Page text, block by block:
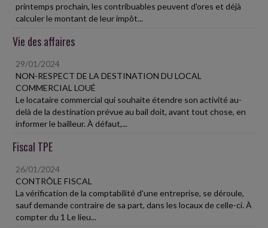
printemps prochain, les contribuables peuvent d'ores et déjà
calculer le montant de leur impôt...
Vie des affaires
29/01/2024
NON-RESPECT DE LA DESTINATION DU LOCAL
COMMERCIAL LOUÉ
Le locataire commercial qui souhaite étendre son activité au-
delà de la destination prévue au bail doit, avant tout chose, en
informer le bailleur. À défaut,...
Fiscal TPE
26/01/2024
CONTRÔLE FISCAL
La vérification de la comptabilité d'une entreprise, se déroule,
sauf demande contraire de sa part, dans les locaux de celle-ci. À
compter du 1 Le lieu...